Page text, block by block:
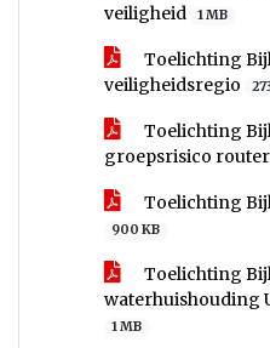
veiligheid
1 MB
Toelichting
veiligheidsregio
Toelichting
groepsrisico
Toelichting
900 KB
Toelichting
waterhuishouding
1 MB